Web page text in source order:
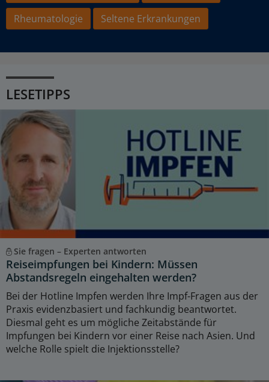
Rheumatologie
Seltene Erkrankungen
LESETIPPS
Sie fragen – Experten antworten
Reiseimpfungen bei Kindern: Müssen
Abstandsregeln eingehalten werden?
Bei der Hotline Impfen werden Ihre Impf-Fragen aus der
Praxis evidenzbasiert und fachkundig beantwortet.
Diesmal geht es um mögliche Zeitabstände für
Impfungen bei Kindern vor einer Reise nach Asien. Und
welche Rolle spielt die Injektionsstelle?